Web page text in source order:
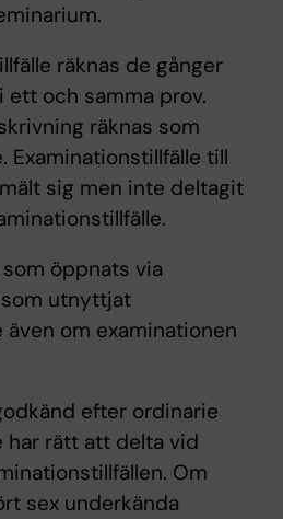
räknas de gånger
och samma prov.
räknas som
Examinationstillfälle till
sig men inte deltagit
öppnats via
utnyttjat
om examinationen
efter ordinarie
har rätt att delta vid
Om
sex underkända